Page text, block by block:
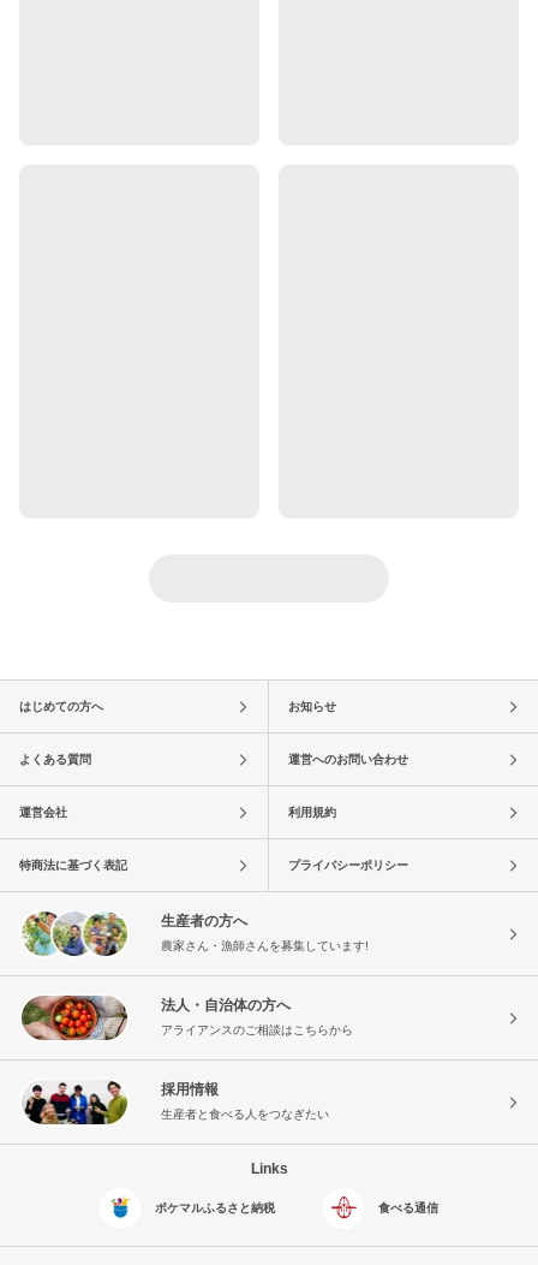
はじめての方へ お知らせ
よくある質問 運営へのお問い合わせ
運営会社 利用規約
特商法に基づく表記 プライバシーポリシー
生産者の方へ
農家さん・漁師さんを募集しています!
法人・自治体の方へ
アライアンスのご相談はこちらから
採用情報
生産者と食べる人をつなぎたい
Links
ポケマルふるさと納税 食べる通信